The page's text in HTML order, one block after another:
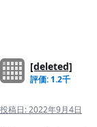
[deleted]
評価: 1.2千
投稿日:2022年9月4日